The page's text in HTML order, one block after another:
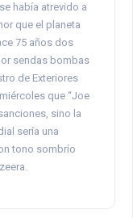
había atrevido a
que el planeta
75 años dos
sendas bombas
de Exteriores
que “Joe
sino la
sería una
tono sombrío